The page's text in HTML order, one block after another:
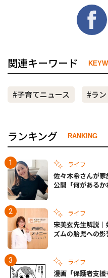
関連キーワード
#子育てニュース #ラ
ランキング RANKING
ライフ
佐々木希さんが
公開「何がある
ライフ
宋美玄先生解説
ズムの胎児への
ライフ
漫画「保護者支